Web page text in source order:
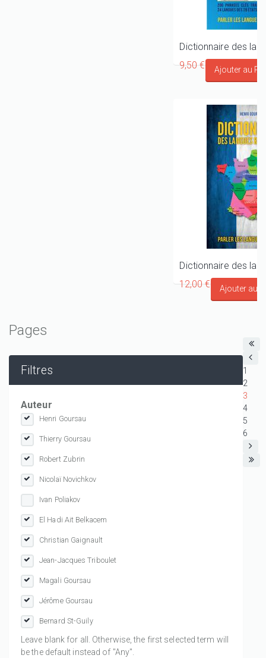
9,50 €
12,00 €
Pages
1
2
3
4
5
6
Filtres
Auteur
Henri Goursau
Thierry Goursau
Robert Zubrin
Nicolaï Novichkov
Ivan Poliakov
El Hadi Ait Belkacem
Christian Gaignault
Jean-Jacques Triboulet
Magali Goursau
Jérôme Goursau
Bernard St-Guily
Leave blank for all. Otherwise, the first selected term will
be the default instead of "Any".